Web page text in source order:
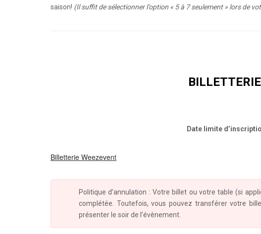
saison! (Il suffit de sélectionner l’option « 5 à 7 seulement » lors de
Date limite
Billetterie Weezevent
Politique d’annulation : Votre billet ou votre table (si
complétée. Toutefois, vous pouvez transférer votre
présenter le soir de l’évènement.